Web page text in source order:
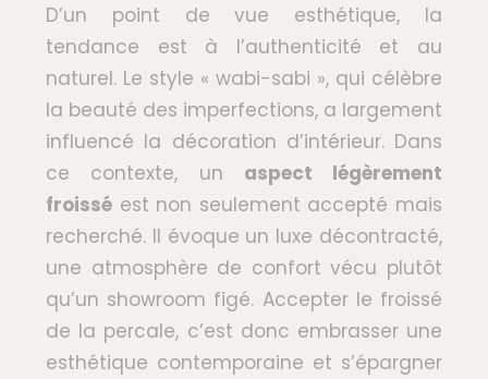
D’un point de vue esthétique, la
tendance est à l’authenticité et au
naturel. Le style « wabi-sabi », qui célèbre
la beauté des imperfections, a largement
influencé la décoration d’intérieur. Dans
ce contexte, un aspect légèrement
froissé est non seulement accepté mais
recherché. Il évoque un luxe décontracté,
une atmosphère de confort vécu plutôt
qu’un showroom figé. Accepter le froissé
de la percale, c’est donc embrasser une
esthétique contemporaine et s’épargner